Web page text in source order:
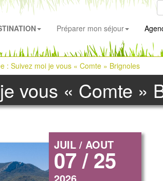
Préparer mon séjour
: Suivez moi je vous « Comte » Brignoles
vous « Comte »
JUIL / AOUT
07 / 25